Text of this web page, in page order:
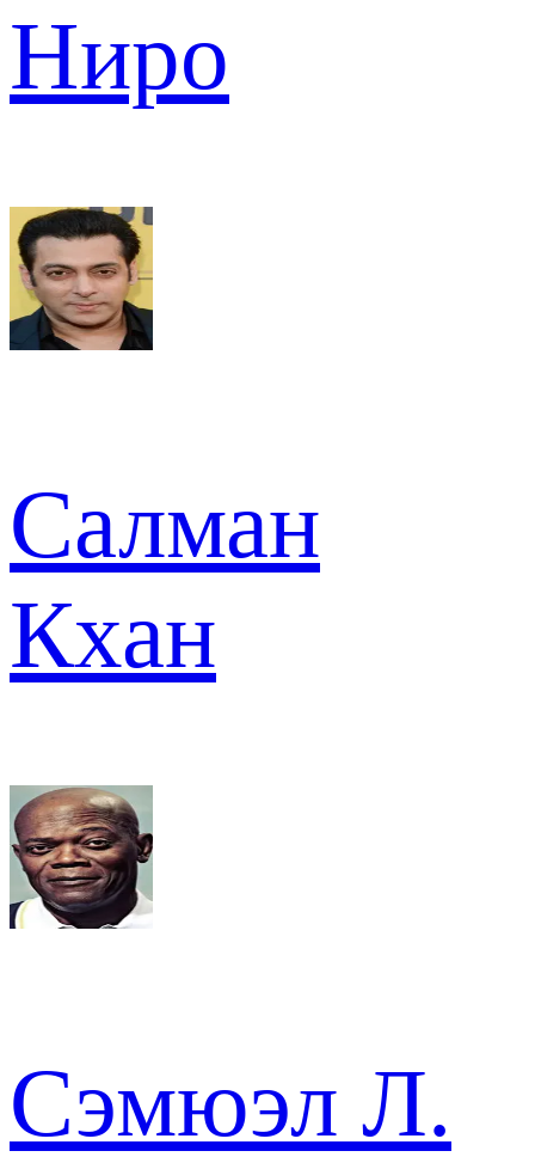
Ниро
Салман
Кхан
Сэмюэл Л.